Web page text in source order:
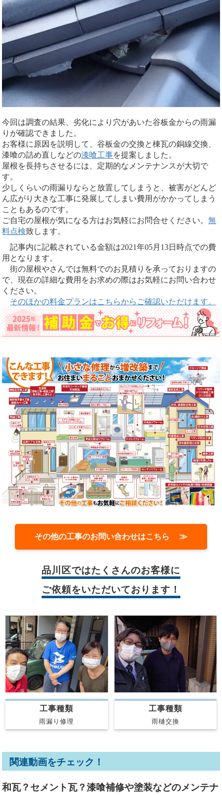
今回は調査の結果、劣化により穴があいた谷板金からの雨漏
りが確認できました。
お客様に原因を説明して、谷板金の交換と棟瓦の銅線交換、
漆喰の詰め直しなどの漆喰工事を提案しました。
屋根を長持ちさせるには、定期的なメンテナンスが大切で
す。
少しくらいの雨漏りならと放置してしまうと、被害がどんど
ん広がり大きな工事に発展してしまい費用がかかってしまう
こともあるのです。
ご自宅の屋根が気になる方はお気軽にお問合せください。無
料点検致します。
記事内に記載されている金額は2021年05月13日時点での費
用となります。
街の屋根やさんでは無料でのお見積りを承っておりますの
で、現在の詳細な費用をお求めの際はお気軽にお問い合わせ
ください。
そのほかの料金プランはこちらからご確認いただけます。
その他の工事のお問い合わせはこちら ≫
品川区ではたくさんのお客様に
ご依頼をいただいております！
工事種類
雨漏り修理
工事種類
雨樋交換
関連動画をチェック！
和瓦？セメント瓦？漆喰補修や塗装などのメンテナ